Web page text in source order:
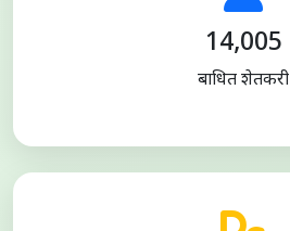
14,005
बाधित शेतकरी